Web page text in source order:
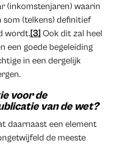
(inkomstenjaren) waarin
som (telkens) definitief
wordt.[3] Ook dit zal heel
een goede begeleiding
in een dergelijk
voor de
van de wet?
daarnaast een element
de meeste